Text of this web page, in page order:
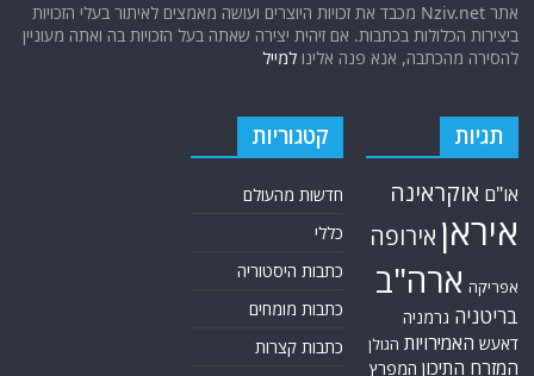
אתר Nziv.net מכבד את זכויות היוצרים ועושה מאמצים לאיתור בעלי הזכויות
ביצירות הכלולות בכתבות. אם זיהית יצירה שאתה בעל הזכויות בה ואתה מעוניין
להסירה מהכתבה, אנא פנה אלינולמייל
תגיות
או"ם אוקראינה
איראן אירופה
אפריקה ארה"ב
בריטניה גרמניה
דאעש האמירויות הגולן
המזרח התיכון המפרץ
קטגוריות
חדשות מהעולם
כללי
כתבות היסטוריה
כתבות מומחים
כתבות קצרות